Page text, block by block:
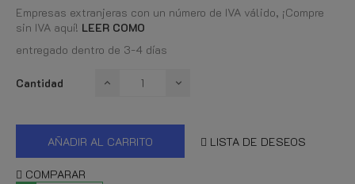
Empresas extranjeras con un número de IVA válido, ¡Compre
sin IVA aquí! LEER COMO
entregado dentro de 3-4 días
Cantidad
AÑADIR AL CARRITO LISTA DE DESEOS
COMPARAR